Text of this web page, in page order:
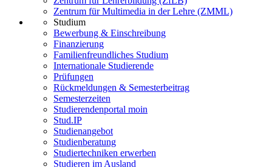
Zentrum für Multimedia in der Lehre (ZMML)
Studium
Bewerbung & Einschreibung
Finanzierung
Familienfreundliches Studium
Internationale Studierende
Prüfungen
Rückmeldungen & Semesterbeitrag
Semesterzeiten
Studierendenportal moin
Stud.IP
Studienangebot
Studienberatung
Studiertechniken erwerben
Studieren im Ausland